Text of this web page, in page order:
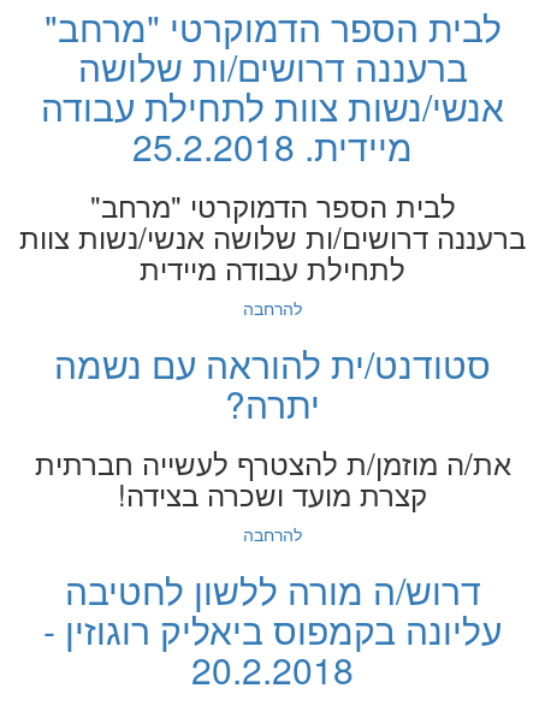
לבית הספר הדמוקרטי "מרחב"
ברעננה דרושים/ות שלושה
אנשי/נשות צוות לתחילת עבודה
מיידית. 25.2.2018
לבית הספר הדמוקרטי "מרחב"
ברעננה דרושים/ות שלושה אנשי/נשות צוות
לתחילת עבודה מיידית
להרחבה
סטודנט/ית להוראה עם נשמה
יתרה?
את/ה מוזמן/ת להצטרף לעשייה חברתית
קצרת מועד ושכרה בצידה!
להרחבה
דרוש/ה מורה ללשון לחטיבה
עליונה בקמפוס ביאליק רוגוזין -
20.2.2018